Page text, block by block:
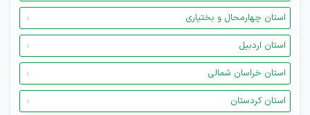
استان چهارمحال و بختیاری
استان اردبیل
استان خراسان شمالی
استان کردستان